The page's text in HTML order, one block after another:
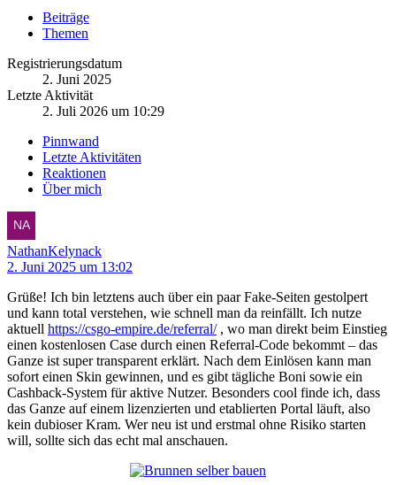
Beiträge
Themen
Registrierungsdatum
2. Juni 2025
Letzte Aktivität
2. Juli 2026 um 10:29
Pinnwand
Letzte Aktivitäten
Reaktionen
Über mich
NathanKelynack
2. Juni 2025 um 13:02
Grüße! Ich bin letztens auch über ein paar Fake-Seiten gestolpert
und kann total verstehen, wie schnell man da reinfällt. Ich nutze
aktuell https://csgo-empire.de/referral/, wo man direkt beim Einstieg
einen kostenlosen Case durch einen Referral-Code bekommt – das
Ganze ist super transparent erklärt. Nach dem Einlösen kann man
sofort einen Skin gewinnen, und es gibt tägliche Boni sowie ein
Cashback-System für aktive Nutzer. Besonders cool finde ich, dass
das Ganze auf einem lizenzierten und etablierten Portal läuft, also
kein dubioser Kram. Wer neu ist und erstmal ohne Risiko starten
will, sollte sich das echt mal anschauen.